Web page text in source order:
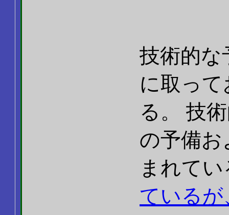
技術的な
に取っ
る。 技
の予備お
まれて
ている